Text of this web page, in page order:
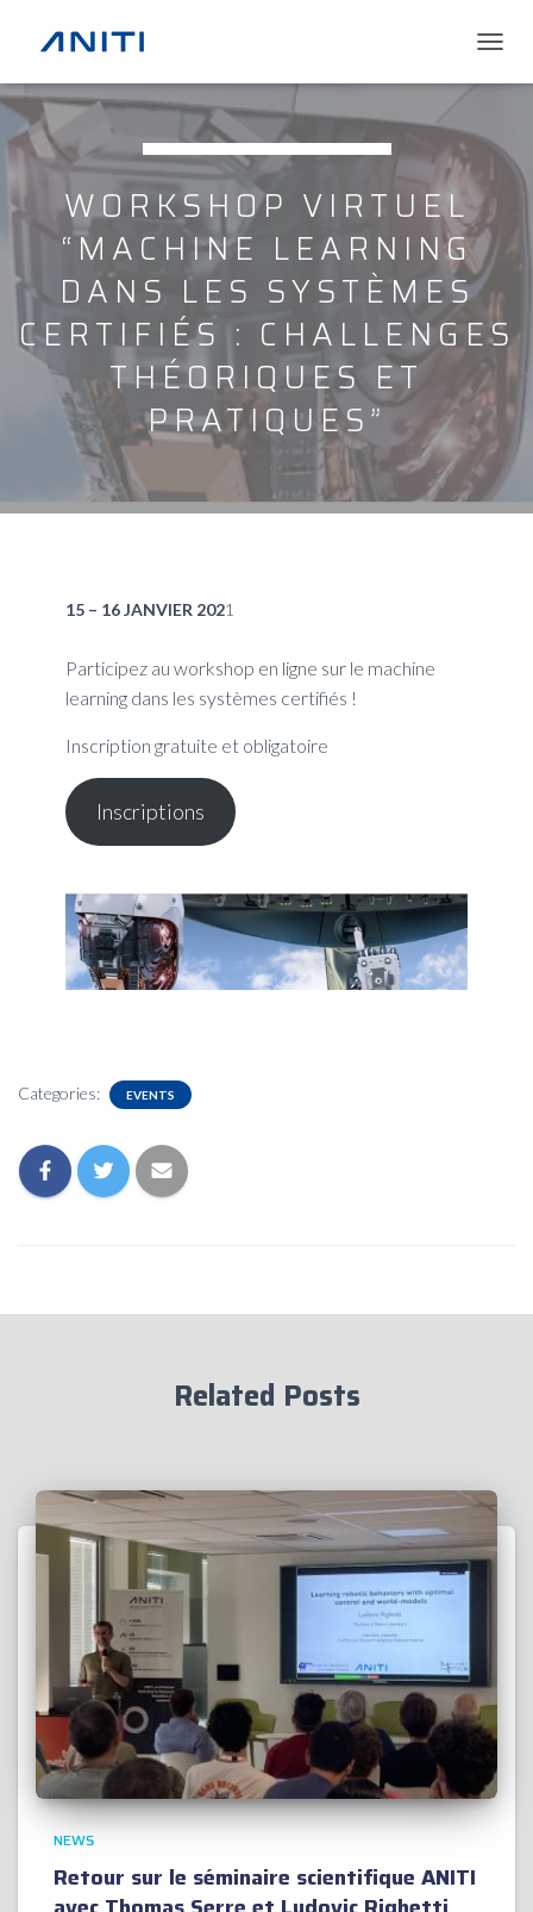
O
A
V
I
T
WORKSHOP VIRTUEL
“MACHINE LEARNING
DANS LES SYSTÈMES
CERTIFIÉS : CHALLENGES
THÉORIQUES ET
PRATIQUES”
15 – 16 JANVIER 2021
Participez au workshop en ligne sur le machine
learning dans les systèmes certifiés !
Inscription gratuite et obligatoire
Inscriptions
Categories: EVENTS
Related Posts
NEWS
Retour sur le séminaire scientifique ANITI